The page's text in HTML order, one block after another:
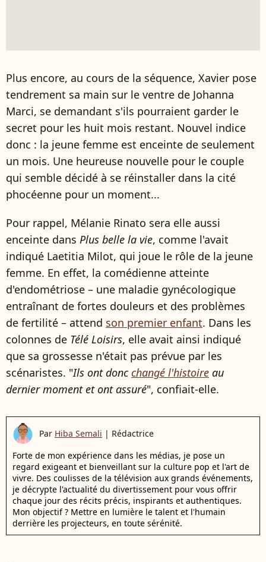
Plus encore, au cours de la séquence, Xavier pose
tendrement sa main sur le ventre de Johanna
Marci, se demandant s'ils pourraient garder le
secret pour les huit mois restant. Nouvel indice
donc : la jeune femme est enceinte de seulement
un mois. Une heureuse nouvelle pour le couple
qui semble décidé à se réinstaller dans la cité
phocéenne pour un moment...
Pour rappel, Mélanie Rinato sera elle aussi
enceinte dans Plus belle la vie, comme l'avait
indiqué Laetitia Milot, qui joue le rôle de la jeune
femme. En effet, la comédienne atteinte
d'endométriose – une maladie gynécologique
entraînant de fortes douleurs et des problèmes
de fertilité – attend son premier enfant. Dans les
colonnes de Télé Loisirs, elle avait ainsi indiqué
que sa grossesse n'était pas prévue par les
scénaristes. "Ils ont donc changé l'histoire au
dernier moment et ont assuré", confiait-elle.
Par Hiba Semali | Rédactrice
Forte de mon expérience dans les médias, je pose un
regard exigeant et bienveillant sur la culture pop et l'art de
vivre. Des coulisses de la télévision aux grands événements,
je décrypte l'actualité du divertissement pour vous offrir
chaque jour des récits précis, inspirants et authentiques.
Mon objectif ? Mettre en lumière le talent et l'humain
derrière les projecteurs, en toute sérénité.